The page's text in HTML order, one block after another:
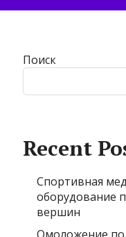
Поиск
Recent
Спортивная
оборудование
вершин